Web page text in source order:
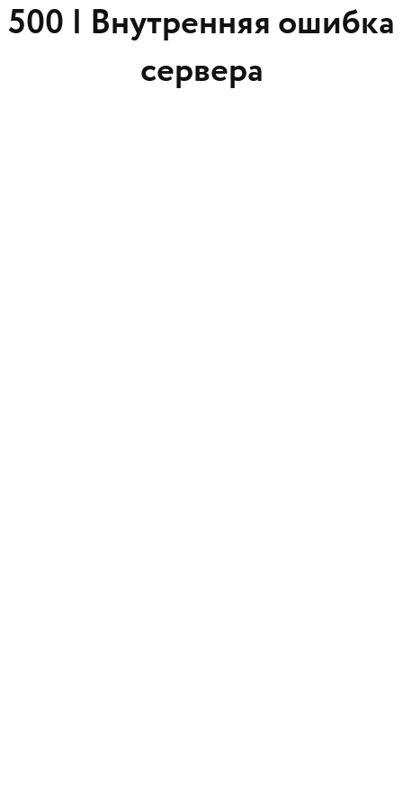
500 | Внутренняя ошибка
сервера